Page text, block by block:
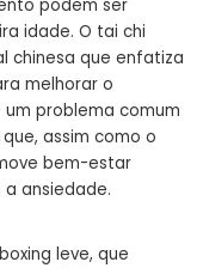
podem ser
idade. O tai chi
chinesa que enfatiza
melhorar o
problema comum
assim como o
bem-estar
ansiedade.
leve, que